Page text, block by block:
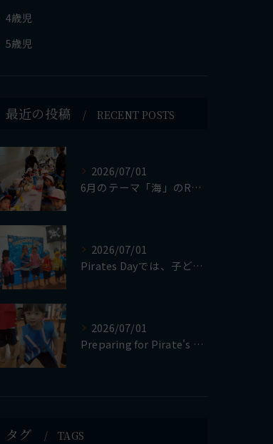
4歳児
5歳児
最近の投稿 RECENT POSTS
2026/07/01
6月のテーマ「海」のReggio活動の集大成として、Mari...
2026/07/01
Pirates Dayでは、子どもたちが自分で作った衣装やア...
2026/07/01
Preparing for Pirate's Day
タグ TAGS